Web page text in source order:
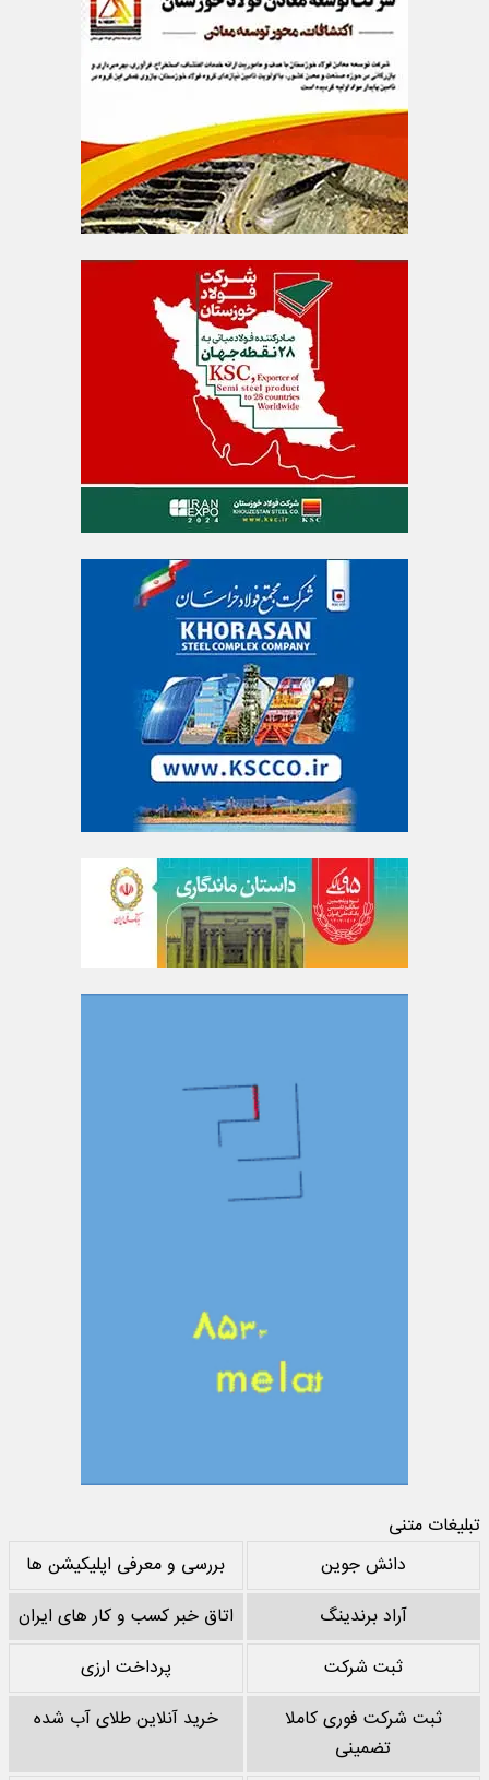
تبلیغات متنی
دانش جوین
بررسی و معرفی اپلیکیشن ها
آراد برندینگ
اتاق خبر کسب و کار های ایران
ثبت شرکت
پرداخت ارزی
ثبت شرکت فوری کاملا
تضمینی
خرید آنلاین طلای آب شده